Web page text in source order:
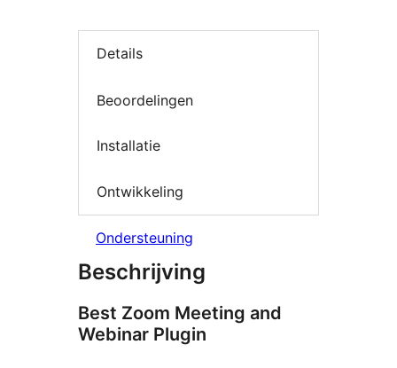
Details
Beoordelingen
Installatie
Ontwikkeling
Ondersteuning
Beschrijving
Best Zoom Meeting and
Webinar Plugin